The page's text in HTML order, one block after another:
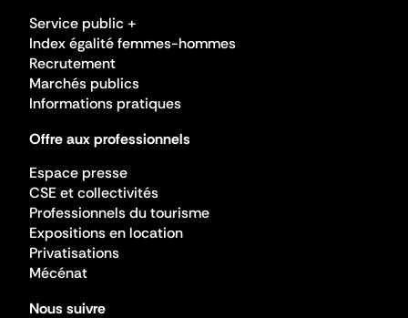
Service public +
Index égalité femmes-hommes
Recrutement
Marchés publics
Informations pratiques
Offre aux professionnels
Espace presse
CSE et collectivités
Professionnels du tourisme
Expositions en location
Privatisations
Mécénat
Nous suivre